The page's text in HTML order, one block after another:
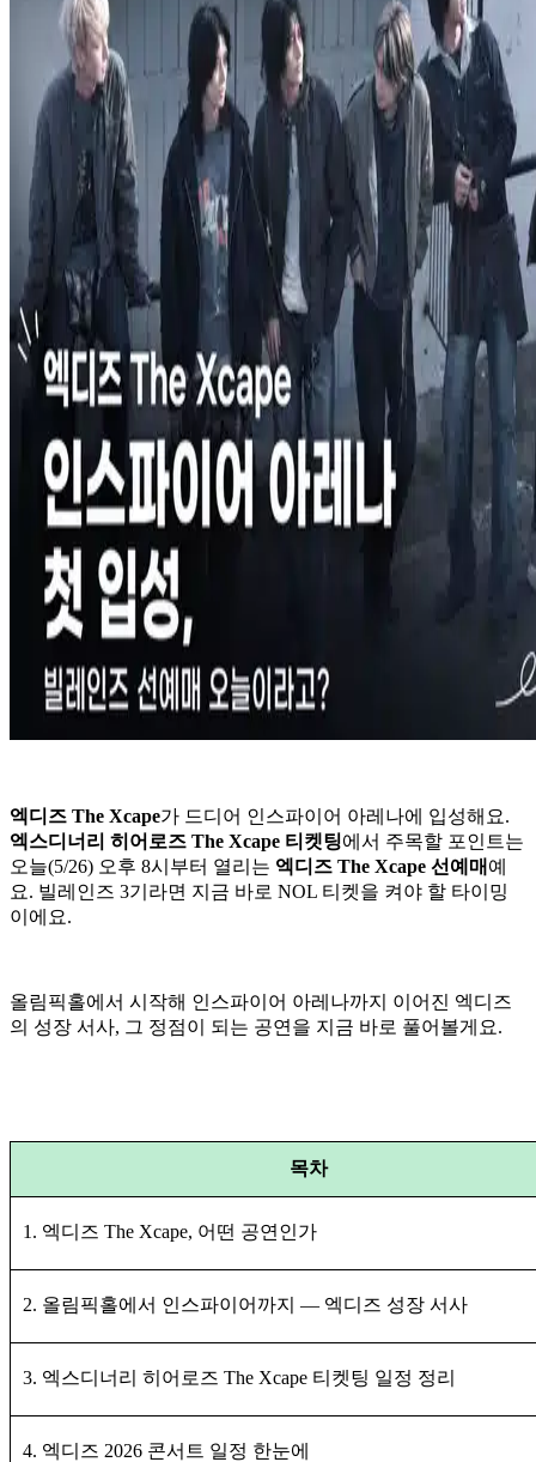
엑디즈 The Xcape가 드디어 인스파이어 아레나에 입성해요.
엑스디너리 히어로즈 The Xcape 티켓팅에서 주목할 포인트는
오늘(5/26) 오후 8시부터 열리는 엑디즈 The Xcape 선예매 예
요. 빌레인즈 3기라면 지금 바로 NOL 티켓을 켜야 할 타이밍
이에요.
올림픽홀에서 시작해 인스파이어 아레나까지 이어진 엑디즈
의 성장 서사, 그 정점이 되는 공연을 지금 바로 풀어볼게요.
목차
1. 엑디즈 The Xcape, 어떤 공연인가
2. 올림픽홀에서 인스파이어까지 — 엑디즈 성장 서사
3. 엑스디너리 히어로즈 The Xcape 티켓팅 일정 정리
4. 엑디즈 2026 콘서트 일정 한눈에